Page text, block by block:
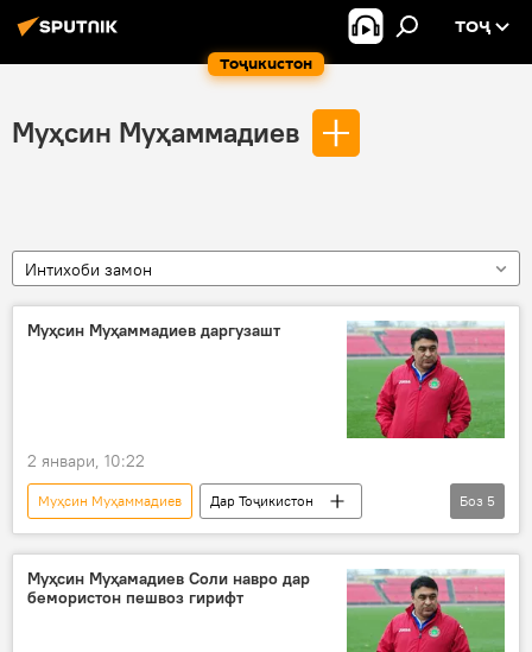
Тоҷикистон
ТОҶ
Муҳсин Муҳаммадиев
Интихоби замон
Муҳсин Муҳаммадиев даргузашт
2 январи, 10:22
Муҳсин Муҳаммадиев
Дар Тоҷикистон
даргузашт
Русия
Навигариҳои варзиши Тоҷикистон
футбол
Федератсияи футбол
Боз 5
Муҳсин Муҳамадиев Соли навро дар
бемористон пешвоз гирифт